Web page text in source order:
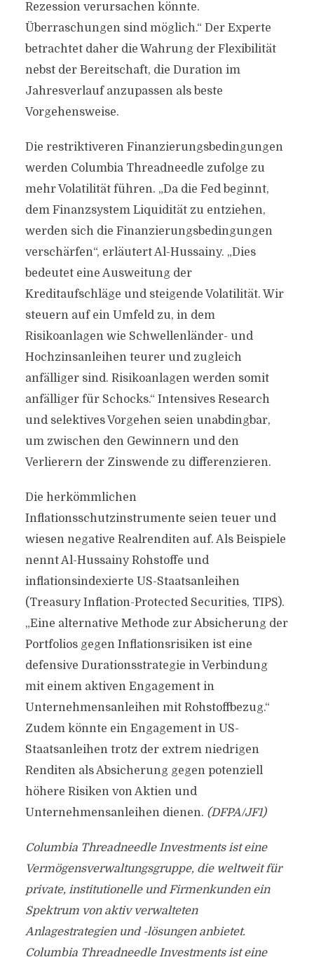
Rezession verursachen könnte.
Überraschungen sind möglich.“ Der Experte
betrachtet daher die Wahrung der Flexibilität
nebst der Bereitschaft, die Duration im
Jahresverlauf anzupassen als beste
Vorgehensweise.
Die restriktiveren Finanzierungsbedingungen
werden Columbia Threadneedle zufolge zu
mehr Volatilität führen. „Da die Fed beginnt,
dem Finanzsystem Liquidität zu entziehen,
werden sich die Finanzierungsbedingungen
verschärfen“, erläutert Al-Hussainy. „Dies
bedeutet eine Ausweitung der
Kreditaufschläge und steigende Volatilität. Wir
steuern auf ein Umfeld zu, in dem
Risikoanlagen wie Schwellenländer- und
Hochzinsanleihen teurer und zugleich
anfälliger sind. Risikoanlagen werden somit
anfälliger für Schocks.“ Intensives Research
und selektives Vorgehen seien unabdingbar,
um zwischen den Gewinnern und den
Verlierern der Zinswende zu differenzieren.
Die herkömmlichen
Inflationsschutzinstrumente seien teuer und
wiesen negative Realrenditen auf. Als Beispiele
nennt Al-Hussainy Rohstoffe und
inflationsindexierte US-Staatsanleihen
(Treasury Inflation-Protected Securities, TIPS).
„Eine alternative Methode zur Absicherung der
Portfolios gegen Inflationsrisiken ist eine
defensive Durationsstrategie in Verbindung
mit einem aktiven Engagement in
Unternehmensanleihen mit Rohstoffbezug.“
Zudem könnte ein Engagement in US-
Staatsanleihen trotz der extrem niedrigen
Renditen als Absicherung gegen potenziell
höhere Risiken von Aktien und
Unternehmensanleihen dienen. (DFPA/JF1)
Columbia Threadneedle Investments ist eine
Vermögensverwaltungsgruppe, die weltweit für
private, institutionelle und Firmenkunden ein
Spektrum von aktiv verwalteten
Anlagestrategien und -lösungen anbietet.
Columbia Threadneedle Investments ist eine